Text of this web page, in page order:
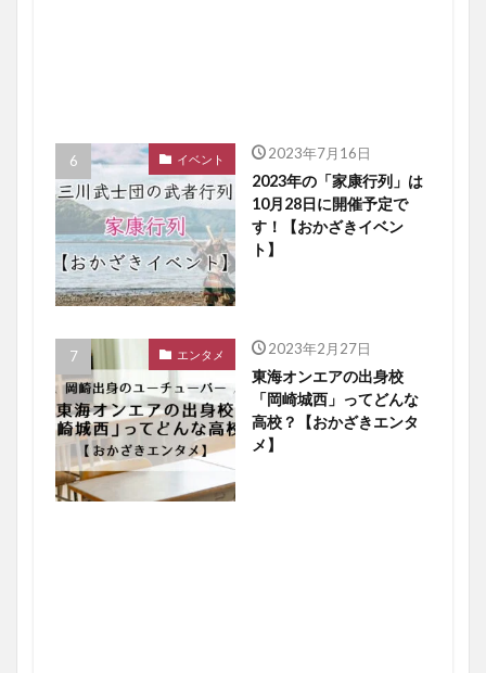
イベント 2023年7月16日
2023年の「家康行列」は
10月28日に開催予定で
す！【おかざきイベン
ト】
エンタメ 2023年2月27日
東海オンエアの出身校
「岡崎城西」ってどんな
高校？【おかざきエンタ
メ】